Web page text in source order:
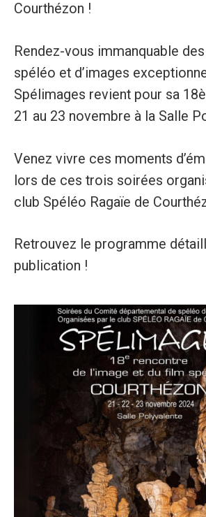
Courthézon !
Rendez-vous immanquable
spéléo et d’images
Spélimages revient pour sa
21 au 23 novembre à la Salle
Venez vivre ces moments
lors de ces trois soirées
club Spéléo Ragaïe de
Retrouvez le programme
publication !